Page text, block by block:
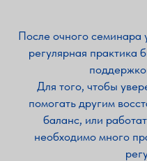
После очного семинара
регулярная практика
Для того, чтобы
помогать другим
баланс, или
необходимо много